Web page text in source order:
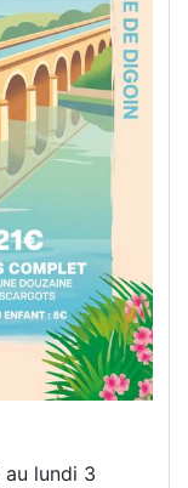
au lundi 3